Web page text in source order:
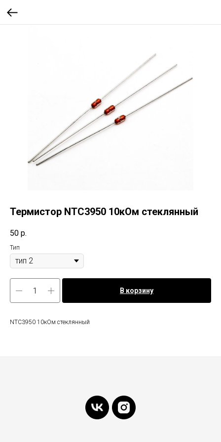
Термистор NTC3950 10кОм стеклянный
50 р.
Тип
В корзину
NTC3950 10кОм стеклянный